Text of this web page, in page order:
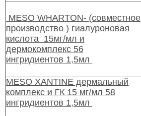
MESO WHARTON- (совместное
производство ) гиалуроновая
кислота 15мг/мл и
дермокомплекс 56
ингридиентов 1,5мл
MESO XANTINE дермальный
комплекс и ГК 15 мг/мл 58
ингридиентов 1,5мл